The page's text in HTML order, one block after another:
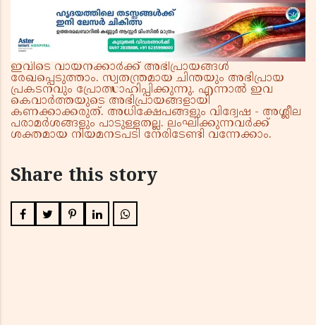
ഇവിടെ വായനക്കാർക്ക് അഭിപ്രായങ്ങൾ
രേഖപ്പെടുത്താം. സ്വതന്ത്രമായ ചിന്തയും അഭിപ്രായ
പ്രകടനവും പ്രോത്സാഹിപ്പിക്കുന്നു. എന്നാൽ ഇവ
കെവാർത്തയുടെ അഭിപ്രായങ്ങളായി
കണക്കാക്കരുത്. അധിക്ഷേപങ്ങളും വിദ്വേഷ - അശ്ലീല
പരാമർശങ്ങളും പാടുള്ളതല്ല. ലംഘിക്കുന്നവർക്ക്
ശക്തമായ നിയമനടപടി നേരിടേണ്ടി വന്നേക്കാം.
Share this story